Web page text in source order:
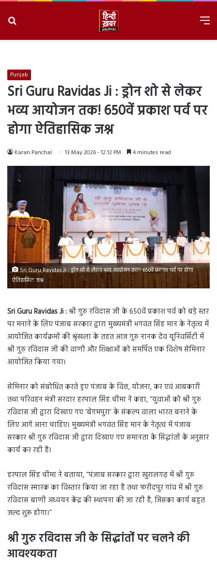
Punjab
Sri Guru Ravidas Ji : ड्रोन शो से लेकर
भव्य आयोजन तक! 650वें प्रकाश पर्व पर
होगा ऐतिहासिक जश्न
Karan Panchal 13 May 2026 - 12:12 PM 4 minutes read
Sri Guru Ravidas Ji : ड्रोन शो से लेकर भव्य आयोजन तक! 650वें प्रकाश पर्व पर होगा
ऐतिहासिक जश्न
Sri Guru Ravidas Ji :श्री गुरु रविदास जी के 650वें प्रकाश पर्व को बड़े स्तर
पर मनाने के लिए पंजाब सरकार द्वारा मुख्यमंत्री भगवंत सिंह मान के नेतृत्व में
आयोजित कार्यक्रमों की श्रृंखला के तहत आज गुरु नानक देव यूनिवर्सिटी में
श्री गुरु रविदास जी की वाणी और शिक्षाओं को समर्पित एक विशेष सेमिनार
आयोजित किया गया।
सेमिनार को संबोधित करते हुए पंजाब के वित्त, योजना, कर एवं आबकारी
तथा परिवहन मंत्री सरदार हरपाल सिंह चीमा ने कहा, “युवाओं को श्री गुरु
रविदास जी द्वारा दिखाए गए ‘बेगमपुरा’ के संकल्प वाला भारत बनाने के
लिए आगे आना चाहिए। मुख्यमंत्री भगवंत सिंह मान के नेतृत्व में पंजाब
सरकार श्री गुरु रविदास जी द्वारा दिखाए गए समानता के सिद्धांतों के अनुसार
कार्य कर रही है।
हरपाल सिंह चीमा ने बताया, “पंजाब सरकार द्वारा खुरालगढ़ में श्री गुरु
रविदास स्मारक का विस्तार किया जा रहा है तथा फरीदपुर गांव में श्री गुरु
रविदास बाणी अध्ययन केंद्र की स्थापना की जा रही है, जिसका कार्य बहुत
जल्द शुरू होगा।”
श्री गुरु रविदास जी के सिद्धांतों पर चलने की
आवश्यकता